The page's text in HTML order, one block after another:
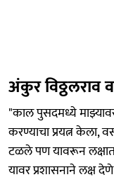
अंकुर विठ्ठलराव
"काल पुसदमध्ये
करण्याचा प्रयत्न केला,
टळले पण यावरून
यावर प्रशासनाने लक्ष